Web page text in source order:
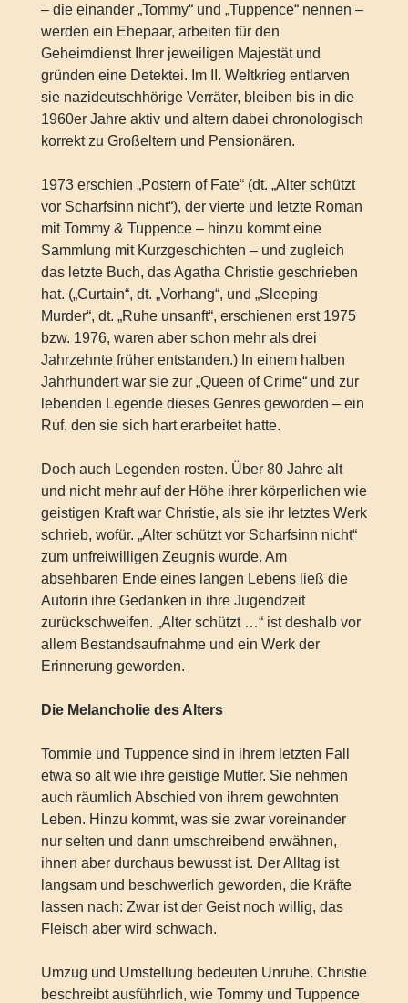
– die einander „Tommy“ und „Tuppence“ nennen –
werden ein Ehepaar, arbeiten für den
Geheimdienst Ihrer jeweiligen Majestät und
gründen eine Detektei. Im II. Weltkrieg entlarven
sie nazideutschhörige Verräter, bleiben bis in die
1960er Jahre aktiv und altern dabei chronologisch
korrekt zu Großeltern und Pensionären.
1973 erschien „Postern of Fate“ (dt. „Alter schützt
vor Scharfsinn nicht“), der vierte und letzte Roman
mit Tommy & Tuppence – hinzu kommt eine
Sammlung mit Kurzgeschichten – und zugleich
das letzte Buch, das Agatha Christie geschrieben
hat. („Curtain“, dt. „Vorhang“, und „Sleeping
Murder“, dt. „Ruhe unsanft“, erschienen erst 1975
bzw. 1976, waren aber schon mehr als drei
Jahrzehnte früher entstanden.) In einem halben
Jahrhundert war sie zur „Queen of Crime“ und zur
lebenden Legende dieses Genres geworden – ein
Ruf, den sie sich hart erarbeitet hatte.
Doch auch Legenden rosten. Über 80 Jahre alt
und nicht mehr auf der Höhe ihrer körperlichen wie
geistigen Kraft war Christie, als sie ihr letztes Werk
schrieb, wofür. „Alter schützt vor Scharfsinn nicht“
zum unfreiwilligen Zeugnis wurde. Am
absehbaren Ende eines langen Lebens ließ die
Autorin ihre Gedanken in ihre Jugendzeit
zurückschweifen. „Alter schützt …“ ist deshalb vor
allem Bestandsaufnahme und ein Werk der
Erinnerung geworden.
Die Melancholie des Alters
Tommie und Tuppence sind in ihrem letzten Fall
etwa so alt wie ihre geistige Mutter. Sie nehmen
auch räumlich Abschied von ihrem gewohnten
Leben. Hinzu kommt, was sie zwar voreinander
nur selten und dann umschreibend erwähnen,
ihnen aber durchaus bewusst ist. Der Alltag ist
langsam und beschwerlich geworden, die Kräfte
lassen nach: Zwar ist der Geist noch willig, das
Fleisch aber wird schwach.
Umzug und Umstellung bedeuten Unruhe. Christie
beschreibt ausführlich, wie Tommy und Tuppence